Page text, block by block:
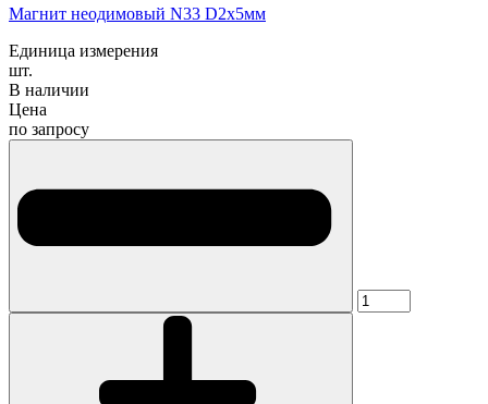
Магнит неодимовый N33 D2x5мм
Единица измерения
шт.
В наличии
Цена
по запросу